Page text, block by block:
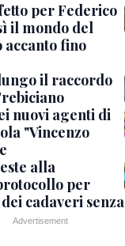
per Federico
il mondo del
accanto fino
il raccordo
nuovi agenti di
"Vincenzo
alla
per
cadaveri senza